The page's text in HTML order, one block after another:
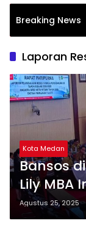
Breaking News
Kota
Beras
Laporan
Kota Medan
Bansos
Lily MBA
Tutup
Agustus 25, 2025